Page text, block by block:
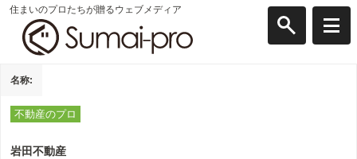
住まいのプロたちが贈るウェブメディア
名称
不動産のプロ
岩田不動産